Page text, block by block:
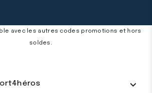
avec les autres codes promotions et hors
soldes.
